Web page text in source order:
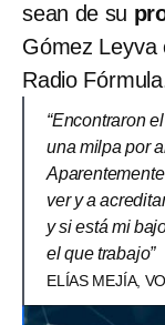
sean de su
Gómez Leyva
Radio
“Encontraron
una milpa por
ver y a
y si está mi
el que trabajo”
ELÍAS MEJÍA,